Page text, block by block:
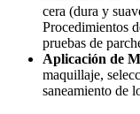
cera (dura y
Procedimientos
pruebas de
Aplicación de
maquillaje,
saneamiento de